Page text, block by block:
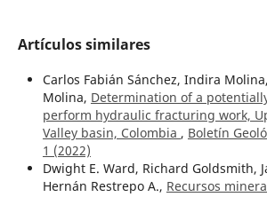
Artículos similares
Carlos Fabián Sánchez, Indira
Molina, Determination of a
perform hydraulic fracturing work,
Valley basin, Colombia , Boletín
1 (2022)
Dwight E. Ward, Richard Goldsmith,
Hernán Restrepo A., Recursos